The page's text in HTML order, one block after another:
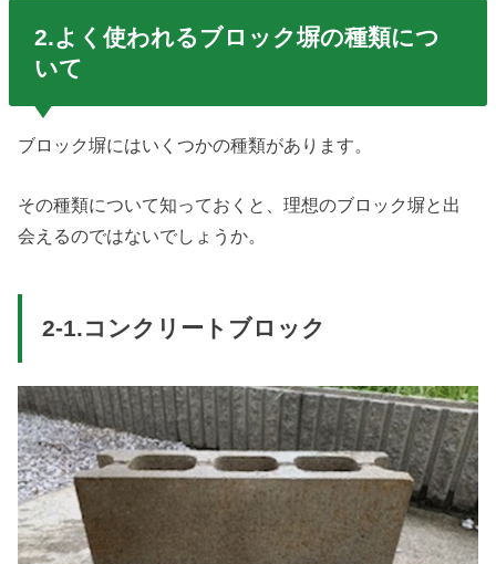
2.よく使われるブロック塀の種類につ
いて
ブロック塀にはいくつかの種類があります。
その種類について知っておくと、理想のブロック塀と出
会えるのではないでしょうか。
2-1.コンクリートブロック